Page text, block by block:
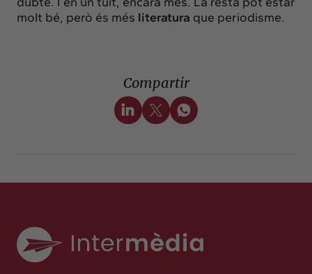
molt bé, però és més literatura que periodisme.
Compartir